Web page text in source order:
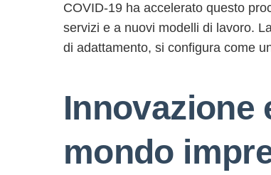
COVID-19 ha accelerato questo
servizi e a nuovi modelli di lavoro.
di adattamento, si configura come
Innovazione
mondo